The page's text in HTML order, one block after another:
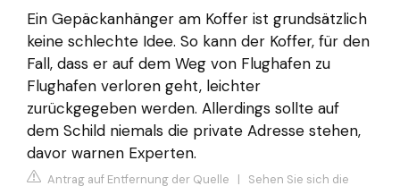
Ein Gepäckanhänger am Koffer ist grundsätzlich
keine schlechte Idee. So kann der Koffer, für den
Fall, dass er auf dem Weg von Flughafen zu
Flughafen verloren geht, leichter
zurückgegeben werden. Allerdings sollte auf
dem Schild niemals die private Adresse stehen,
davor warnen Experten.
Antrag auf Entfernung der Quelle | Sehen Sie sich die